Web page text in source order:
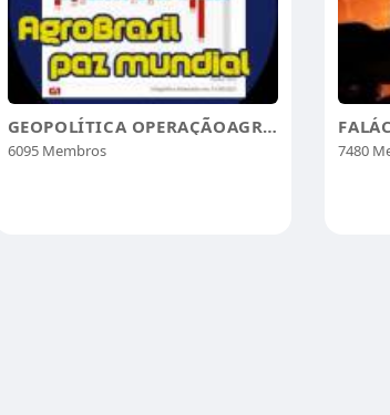
GEOPOLÍTICA OPERAÇÃOAGROBRASILPAZMUNDIAL
6095 Membros 7480